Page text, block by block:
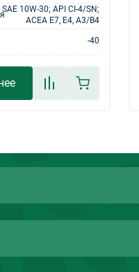
SAE 10W-30; API CI-4/SN;
ACEA E7, E4, A3/B4
-40